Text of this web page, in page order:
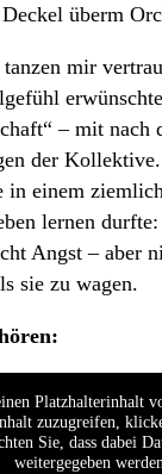
überm
mir
– mit nach
der
in einem
lernen
Angst – aber
sie zu wagen.
Platzhalterinhalt
zuzugreifen,
Sie, dass dabei
weitergegeben